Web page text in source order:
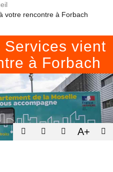
votre rencontre à Forbach
Services vient
à Forbach
A+